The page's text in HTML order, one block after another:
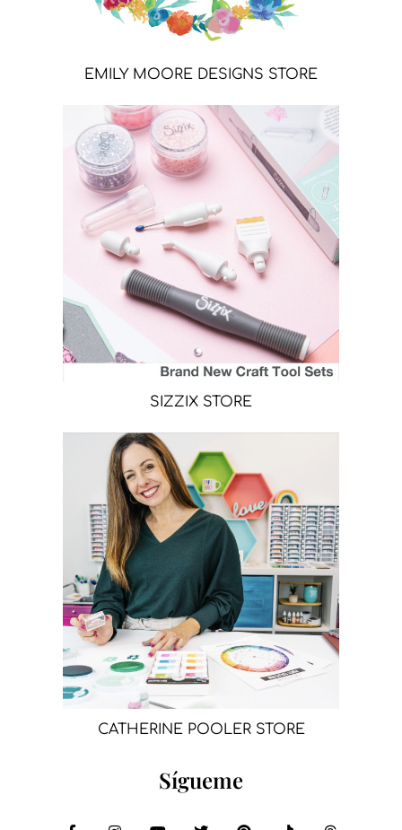
EMILY MOORE DESIGNS STORE
SIZZIX STORE
CATHERINE POOLER STORE
Sígueme